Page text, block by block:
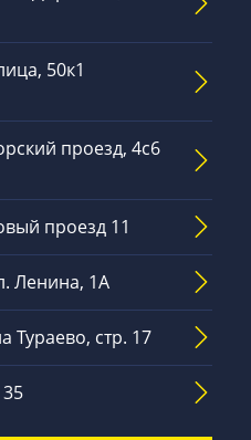
50к1
проезд, 4с6
проезд 11
Ленина, 1А
Тураево, стр. 17